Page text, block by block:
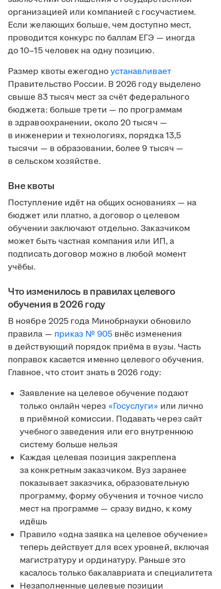
организацией или компанией с госучастием.
Если желающих больше, чем доступно мест,
проводится конкурс по баллам ЕГЭ — иногда
до 10–15 человек на одну позицию.
Размер квоты ежегодноустанавливает
Правительство России. В 2026 году выделено
свыше 83 тысяч мест за счёт федерального
бюджета: больше трети — по программам
в здравоохранении, около 20 тысяч —
в инженерии и технологиях, порядка 13,5
тысячи — в образовании, более 9 тысяч —
в сельском хозяйстве.
Вне квоты
Поступление идёт на общих основаниях — на
бюджет или платно, а договор о целевом
обучении заключают отдельно. Заказчиком
может быть частная компания или ИП, а
подписать договор можно в любой момент
учёбы.
Что изменилось в правилах целевого
обучения в 2026 году
В ноябре 2025 года Минобрнауки обновило
правила — приказ № 905внёс изменения
в действующий порядок приёма в вузы. Часть
поправок касается именно целевого обучения.
Главное, что стоит знать в 2026 году:
Заявление на целевое обучение подают
только онлайн через «Госуслуги» или лично
в приёмной комиссии. Подавать через сайт
учебного заведения или его внутреннюю
систему больше нельзя
Каждая целевая позиция закреплена
за конкретным заказчиком. Вуз заранее
показывает заказчика, образовательную
программу, форму обучения и точное число
мест на программе — сразу видно, к кому
идёшь
Правило «одна заявка на целевое обучение»
теперь действует для всех уровней, включая
магистратуру и ординатуру. Раньше это
касалось только бакалавриата и специалитета
Незаполненные целевые позиции